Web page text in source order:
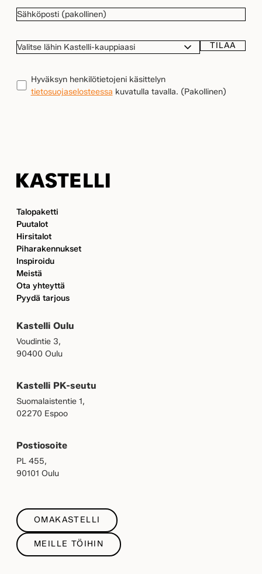
SÄHKÖPOSTI(Pakollinen)
VALITSE
KAUPPIAASI
TIETOSUOJA(Pakollinen)
Hyväksyn henkilötietojeni käsittelyn
tietosuojaselosteessa kuvatulla tavalla. (Pakollinen)
TILAA
Talopaketti
Puutalot
Hirsitalot
Piharakennukset
Inspiroidu
Meistä
Ota yhteyttä
Pyydä tarjous
Kastelli Oulu
Voudintie 3,
90400 Oulu
Kastelli PK-seutu
Suomalaistentie 1,
02270 Espoo
Postiosoite
PL 455,
90101 Oulu
OMAKASTELLI
MEILLE TÖIHIN